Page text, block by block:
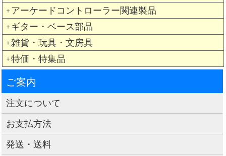
＋ アーケードコントローラー関連製品
＋ ギター・ベース部品
＋ 雑貨・玩具・文房具
＋ 特価・特集品
ご案内
注文について
お支払方法
発送・送料